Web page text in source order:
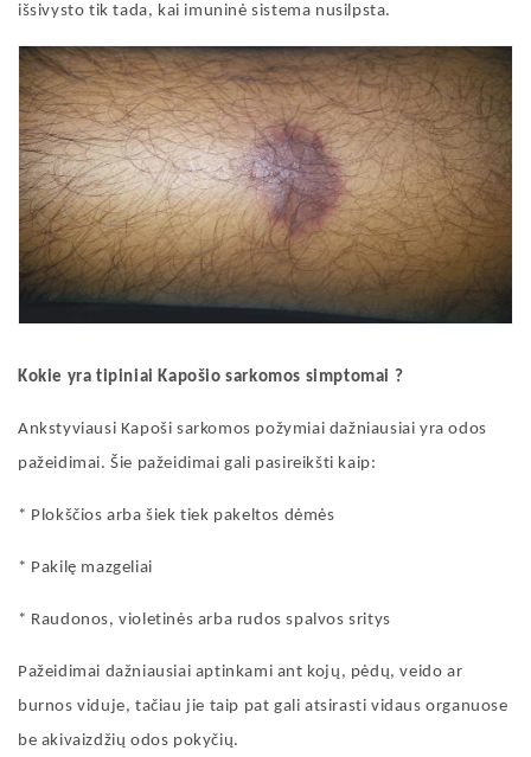
išsivysto tik tada, kai imuninė sistema nusilpsta.
Kokie yra tipiniai Kapošio sarkomos simptomai ?
Ankstyviausi Kapoši sarkomos požymiai dažniausiaiyra odos
pažeidimai. Šie pažeidimai gali pasireikšti kaip:
* Plokščios arba šiek tiek pakeltos dėmės
* Pakilę mazgeliai
* Raudonos, violetinės arba rudos spalvos sritys
Pažeidimai dažniausiai aptinkami ant kojų, pėdų, veido ar
burnos viduje, tačiau jie taip pat gali atsirasti vidaus organuose
be akivaizdžių odos pokyčių.